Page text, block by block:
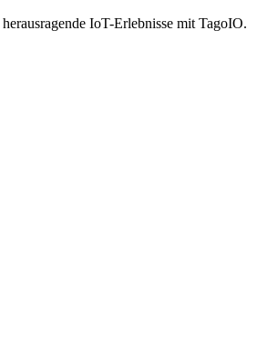
IoT-Erlebnisse mit TagoIO.